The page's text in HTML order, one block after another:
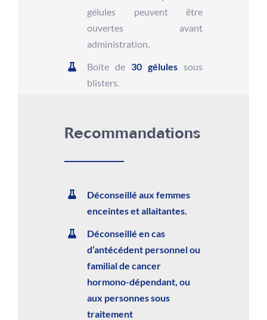
gélules peuvent être
ouvertes avant
administration.
Boite de 30 gélules sous
blisters.
Recommandations
Déconseillé aux femmes
enceintes et allaitantes.
Déconseillé en cas
d’antécédent personnel ou
familial de cancer
hormono-dépendant, ou
aux personnes sous
traitement